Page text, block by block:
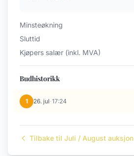
Minsteøkning
Sluttid
Kjøpers salær (inkl. MVA)
Budhistorikk
1 26. jul·17:24
Tilbake til Juli / August auksjon